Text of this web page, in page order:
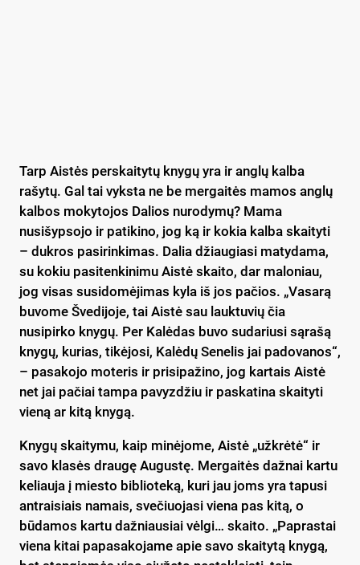
Tarp Aistės perskaitytų knygų yra ir anglų kalba
rašytų. Gal tai vyksta ne be mergaitės mamos anglų
kalbos mokytojos Dalios nurodymų? Mama
nusišypsojo ir patikino, jog ką ir kokia kalba skaityti
– dukros pasirinkimas. Dalia džiaugiasi matydama,
su kokiu pasitenkinimu Aistė skaito, dar maloniau,
jog visas susidomėjimas kyla iš jos pačios. „Vasarą
buvome Švedijoje, tai Aistė sau lauktuvių čia
nusipirko knygų. Per Kalėdas buvo sudariusi sąrašą
knygų, kurias, tikėjosi, Kalėdų Senelis jai padovanos“,
– pasakojo moteris ir prisipažino, jog kartais Aistė
net jai pačiai tampa pavyzdžiu ir paskatina skaityti
vieną ar kitą knygą.
Knygų skaitymu, kaip minėjome, Aistė „užkrėtė“ ir
savo klasės draugę Augustę. Mergaitės dažnai kartu
keliauja į miesto biblioteką, kuri jau joms yra tapusi
antraisiais namais, svečiuojasi viena pas kitą, o
būdamos kartu dažniausiai vėlgi… skaito. „Paprastai
viena kitai papasakojame apie savo skaitytą knygą,